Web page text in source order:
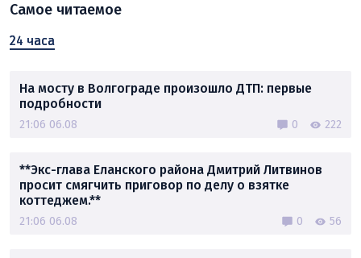
Самое читаемое
24 часа
На мосту в Волгограде произошло ДТП: первые
подробности
21:06 06.08 0 222
**Экс-глава Еланского района Дмитрий Литвинов
просит смягчить приговор по делу о взятке
коттеджем.**
21:06 06.08 0 56